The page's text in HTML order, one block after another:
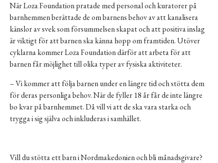
När Loza Foundation pratade med personal och kuratorer på
barnhemmen berättade de om barnens behov av att kanalisera
känslor av svek som försummelsen skapat och att positiva inslag
är viktigt för att barnen ska känna hopp om framtiden. Utöver
cyklarna kommer Loza Foundation därför att arbeta för att
barnen får möjlighet till olika typer av fysiska aktiviteter.
– Vi kommer att följa barnen under en längre tid och stötta dem
för deras personliga behov. När de fyller 18 år får de inte längre
bo kvar på barnhemmet. Då vill vi att de ska vara starka och
trygga i sig själva och inkluderas i samhället.
Vill du stötta ett barn i Nordmakedonien och bli månadsgivare?